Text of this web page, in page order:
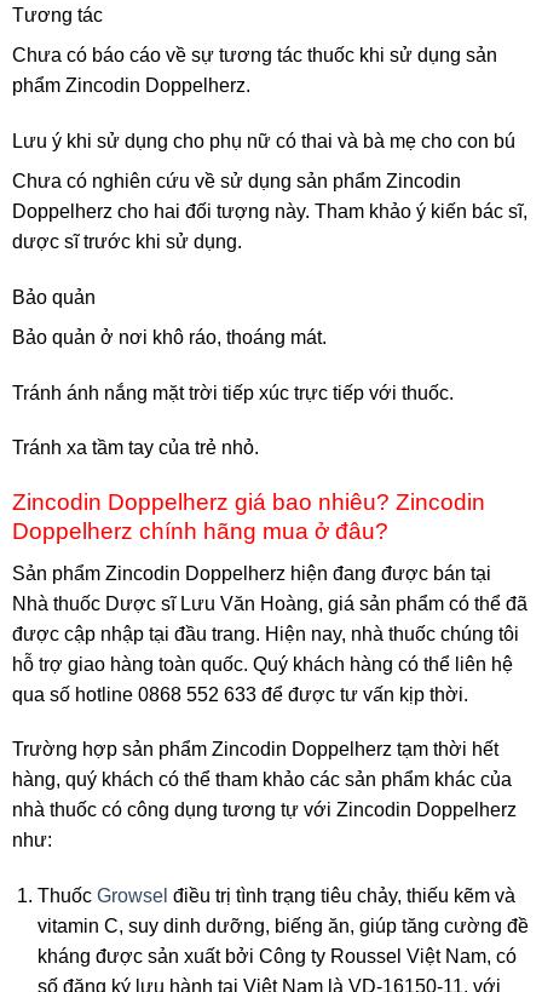
Tương tác
Chưa có báo cáo về sự tương tác thuốc khi sử dụng sản
phẩm Zincodin Doppelherz.
Lưu ý khi sử dụng cho phụ nữ có thai và bà mẹ cho con bú
Chưa có nghiên cứu về sử dụng sản phẩm Zincodin
Doppelherz cho hai đối tượng này. Tham khảo ý kiến bác sĩ,
dược sĩ trước khi sử dụng.
Bảo quản
Bảo quản ở nơi khô ráo, thoáng mát.
Tránh ánh nắng mặt trời tiếp xúc trực tiếp với thuốc.
Tránh xa tầm tay của trẻ nhỏ.
Zincodin Doppelherz giá bao nhiêu? Zincodin
Doppelherz chính hãng mua ở đâu?
Sản phẩm Zincodin Doppelherz hiện đang được bán tại
Nhà thuốc Dược sĩ Lưu Văn Hoàng, giá sản phẩm có thể đã
được cập nhập tại đầu trang. Hiện nay, nhà thuốc chúng tôi
hỗ trợ giao hàng toàn quốc. Quý khách hàng có thể liên hệ
qua số hotline 0868 552 633 để được tư vấn kịp thời.
Trường hợp sản phẩm Zincodin Doppelherz tạm thời hết
hàng, quý khách có thể tham khảo các sản phẩm khác của
nhà thuốc có công dụng tương tự với Zincodin Doppelherz
như:
Thuốc Growsel điều trị tình trạng tiêu chảy, thiếu kẽm và
vitamin C, suy dinh dưỡng, biếng ăn, giúp tăng cường đề
kháng được sản xuất bởi Công ty Roussel Việt Nam, có
số đăng ký lưu hành tại Việt Nam là VD-16150-11, với